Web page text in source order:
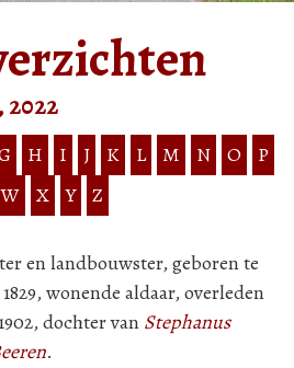
2022
H I J K L M N O
P
W X Y Z
en landbouwster, geboren te
wonende aldaar, overleden
dochter van Stephanus
.